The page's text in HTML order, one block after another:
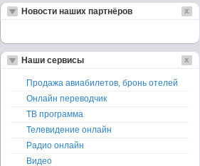
Новости наших партнёров
Наши сервисы
Продажа авиабилетов, бронь отелей
Онлайн переводчик
ТВ программа
Телевидение онлайн
Радио онлайн
Видео